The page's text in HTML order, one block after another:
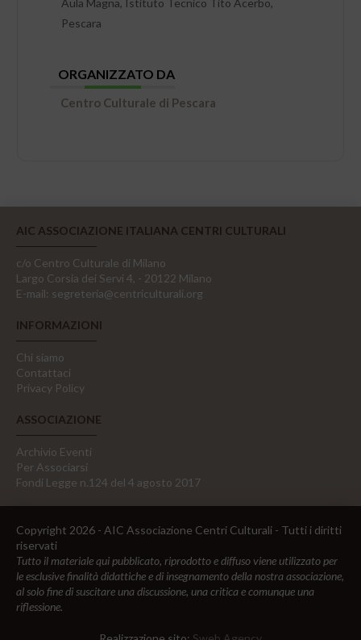
Aula Magna, Istituto Tecnico Tito Acerbo,
Pescara
ORGANIZZATO DA
Centro Culturale di Pescara
AIC ASSOCIAZIONE ITALIANA CENTRI CULTURALI
c/o Centro Culturale di Milano
Largo Corsia dei Servi 4, - 20122 Milano
E-mail: segreteria@centriculturali.org
INFORMAZIONI
Chi siamo
Contattaci
Privacy Policy
ASSOCIAZIONE
Archivio Eventi
Per Associarsi
Fondi Legge n.124 del 4 agosto 2017
Copyright 2026 - AIC Associazione Centri Culturali - Tutti i diritti
riservati
Tutto il materiale qui pubblicato, riprodotto e diffuso viene utilizzato per
le esclusive finalità didattiche e di insegnamento della nostra associazione,
al solo fine di suscitare una discussione, una critica e comunque una
riflessione.